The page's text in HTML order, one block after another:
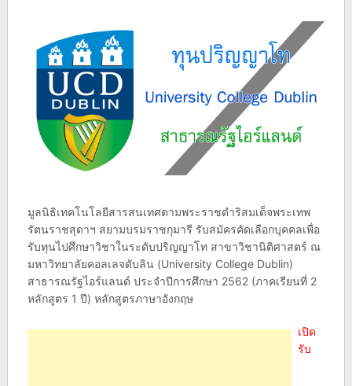
มูลนิธิเทคโนโลยีสารสนเทศตามพระราชดำริสมเด็จพระเทพ
รัตนราชสุดาฯ สยามบรมราชกุมารี รับสมัครคัดเลือกบุคคลเพื่อ
รับทุนไปศึกษาวิชาในระดับปริญญาโท สาขาวิชานิติศาสตร์ ณ
มหาวิทยาลัยคอลเลจดับลิน (University College Dublin)
สาธารณรัฐไอร์แลนด์ ประจำปีการศึกษา 2562 (ภาคเรียนที่ 2
หลักสูตร 1 ปี) หลักสูตรภาษาอังกฤษ
เปิด
รับ